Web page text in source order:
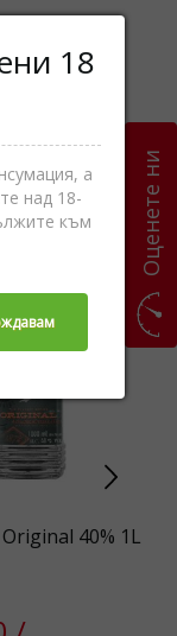
40% 1L
Оценете ни
18
а
над 18-
към